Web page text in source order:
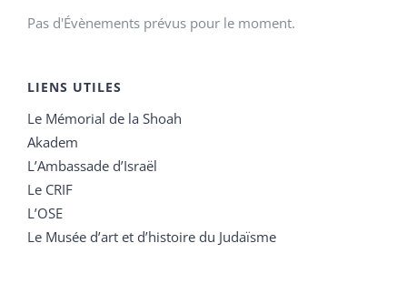
Pas d'Évènements prévus pour le moment.
LIENS UTILES
Le Mémorial de la Shoah
Akadem
L’Ambassade d’Israël
Le CRIF
L’OSE
Le Musée d’art et d’histoire du Judaïsme